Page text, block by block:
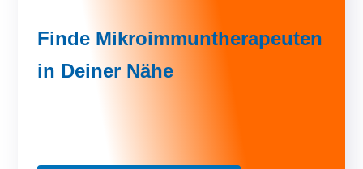
Finde Mikroimmuntherapeuten
in Deiner Nähe